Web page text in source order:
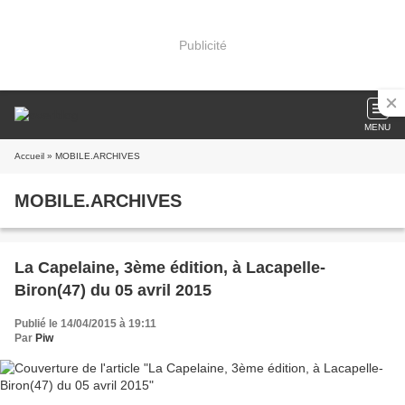
Publicité
MENU
Accueil » MOBILE.ARCHIVES
MOBILE.ARCHIVES
La Capelaine, 3ème édition, à Lacapelle-
Biron(47) du 05 avril 2015
Publié le 14/04/2015 à 19:11
Par Piw